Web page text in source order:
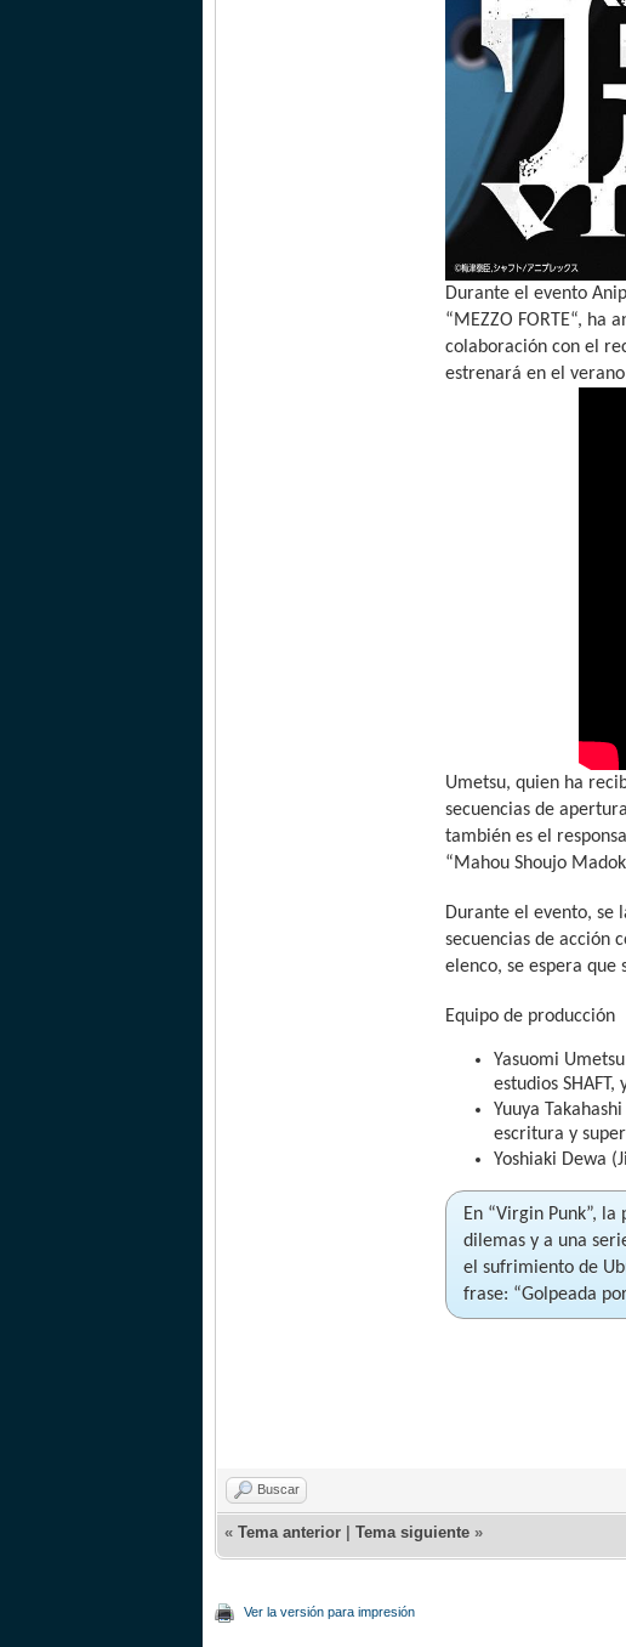
Durante el evento
“MEZZO FORTE“,
colaboración con el
estrenará en el
Umetsu, quien ha
secuencias de
también es el
“Mahou Shoujo
Durante el evento, se
secuencias de acción
elenco, se espera
Equipo de producción
Yasuomi
estudios
Yuuya
escritura y
Yoshiaki Dewa
En “Virgin Punk”,
dilemas y a una
el sufrimiento de
frase: “Golpeada
Buscar
« Tema anterior Tema siguiente »
Ver la versión para impresión